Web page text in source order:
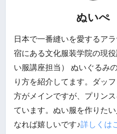
ぬいぺ
日本で一番縫いを愛するア
宿にある文化服装学院の現
い服講座担当） ぬいぐるみ
り方を紹介してます。ダッ
方がメインですが、プリン
ています。ぬい服を作りた
なれば嬉しいです♪詳しくは